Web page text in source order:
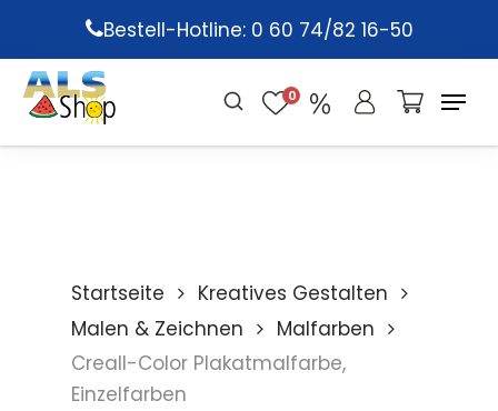
main
content
Bestell-Hotline: 0 60 74/82 16-50
0
Startseite
Kreatives Gestalten
Malen & Zeichnen
Malfarben
Creall-Color Plakatmalfarbe,
Einzelfarben